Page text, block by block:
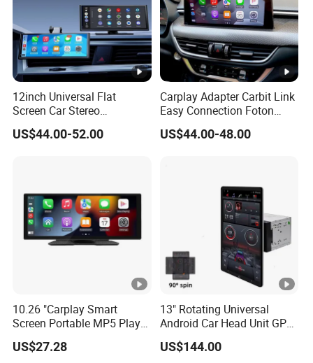
12inch Universal Flat
Screen Car Stereo
Multimedia Player Portable
Car Smart Screen Wireless
US$44.00-52.00
Carplay Adapter Carbit Link
Easy Connection Foton
Tunland G7
US$44.00-48.00
10.26 "Carplay Smart
Screen Portable MP5 Player
Android Auto Wireless
Carplay Portable Screen
US$27.28
13" Rotating Universal
Android Car Head Unit GPS
Navigation Radio Player
US$144.00